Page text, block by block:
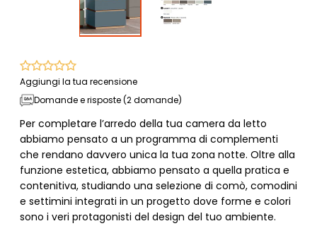
Aggiungi la tua recensione
Domande e risposte (2 domande)
Per completare l’arredo della tua camera da letto
abbiamo pensato a un programma di complementi
che rendano davvero unica la tua zona notte. Oltre alla
funzione estetica, abbiamo pensato a quella pratica e
contenitiva, studiando una selezione di comò, comodini
e settimini integrati in un progetto dove forme e colori
sono i veri protagonisti del design del tuo ambiente.